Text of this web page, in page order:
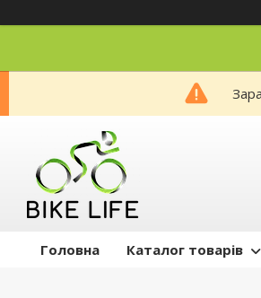
Головна Каталог товарів